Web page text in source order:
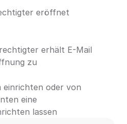
eröffnet
erhält E-Mail
zu
einrichten oder von
eine
lassen